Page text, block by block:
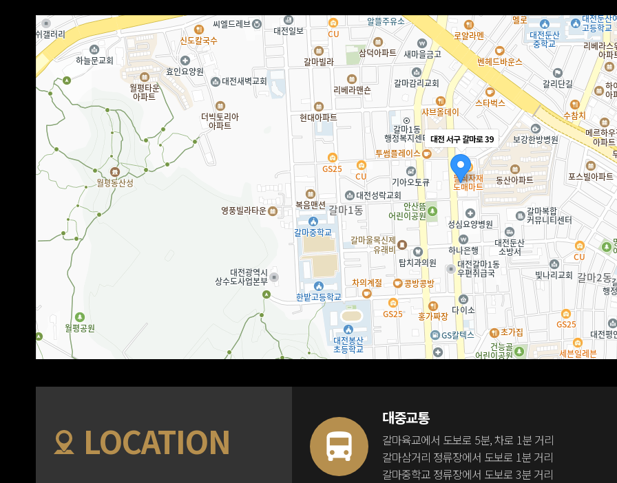
대전 서구 갈마로 39
LOCATION
대중교통
갈마육교에서 도보로 5분, 차로 1분 거리
갈마삼거리 정류장에서 도보로 1분 거리
갈마중학교 정류장에서 도보로 3분 거리